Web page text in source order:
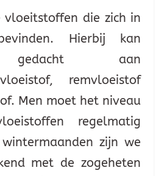
vloeitstoffen die zich in
Hierbij kan
gedacht aan
remvloeistof
Men moet het niveau
regelmatig
zijn we
met de zogeheten